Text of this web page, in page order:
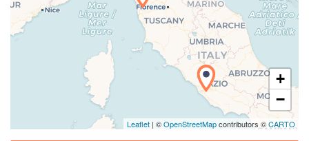
Caricamento della carta in corso...
+
−
Leaflet | ©OpenStreetMapcontributors ©CARTO